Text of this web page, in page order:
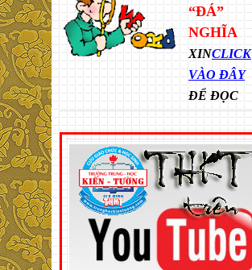
“ĐÁ”
NGHĨA
XINCLICK
VÀO ĐÂY
ĐỂ ĐỌC